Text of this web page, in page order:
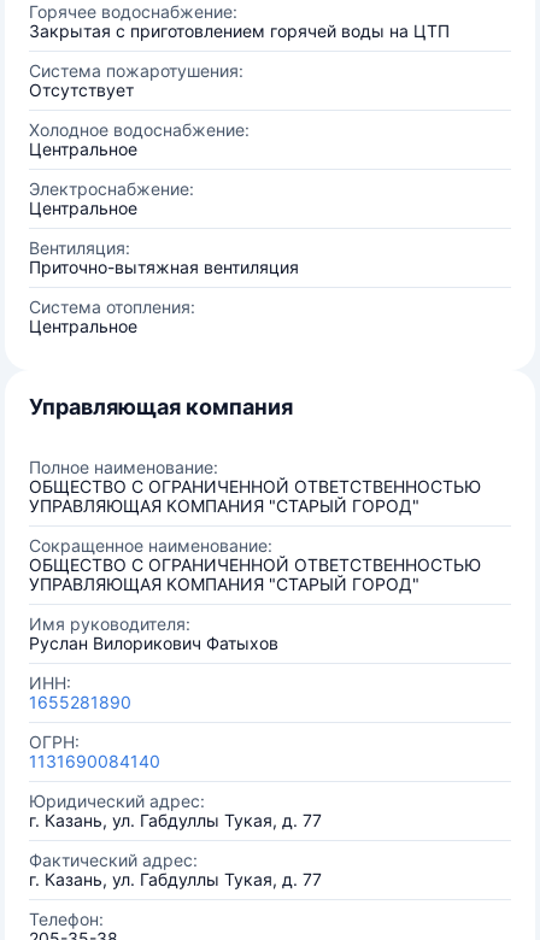
Горячее водоснабжение:
Закрытая с приготовлением горячей воды на ЦТП
Система пожаротушения:
Отсутствует
Холодное водоснабжение:
Центральное
Электроснабжение:
Центральное
Вентиляция:
Приточно-вытяжная вентиляция
Система отопления:
Центральное
Управляющая компания
Полное наименование:
ОБЩЕСТВО С ОГРАНИЧЕННОЙ ОТВЕТСТВЕННОСТЬЮ
УПРАВЛЯЮЩАЯ КОМПАНИЯ "СТАРЫЙ ГОРОД"
Сокращенное наименование:
ОБЩЕСТВО С ОГРАНИЧЕННОЙ ОТВЕТСТВЕННОСТЬЮ
УПРАВЛЯЮЩАЯ КОМПАНИЯ "СТАРЫЙ ГОРОД"
Имя руководителя:
Руслан Вилорикович Фатыхов
ИНН:
1655281890
ОГРН:
1131690084140
Юридический адрес:
г. Казань, ул. Габдуллы Тукая, д. 77
Фактический адрес:
г. Казань, ул. Габдуллы Тукая, д. 77
Телефон: